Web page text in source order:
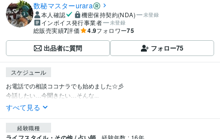
数秘マスターurara
本人確認 機密保持契約(NDA) 未登録
インボイス発行事業者 未登録
総販売実績7評価 4.9フォロワー75
出品者に質問 フォロー75
スケジュール
お電話での相談ココナラでも始めました☆彡
今話したい…今聞きたい…そんな...
すべて見る
経験職種
経験年数 : 16年